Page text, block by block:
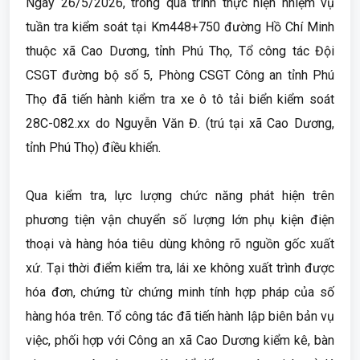
tuần tra kiểm soát tại Km448+750 đường Hồ Chí Minh
thuộc xã Cao Dương, tỉnh Phú Thọ, Tổ công tác Đội
CSGT đường bộ số 5, Phòng CSGT Công an tỉnh Phú
Thọ đã tiến hành kiểm tra xe ô tô tải biển kiểm soát
28C-082.xx do Nguyễn Văn Đ. (trú tại xã Cao Dương,
tỉnh Phú Thọ) điều khiển.
Qua kiểm tra, lực lượng chức năng phát hiện trên
phương tiện vận chuyển số lượng lớn phụ kiện điện
thoại và hàng hóa tiêu dùng không rõ nguồn gốc xuất
xứ. Tại thời điểm kiểm tra, lái xe không xuất trình được
hóa đơn, chứng từ chứng minh tính hợp pháp của số
hàng hóa trên. Tổ công tác đã tiến hành lập biên bản vụ
việc, phối hợp với Công an xã Cao Dương kiểm kê, bàn